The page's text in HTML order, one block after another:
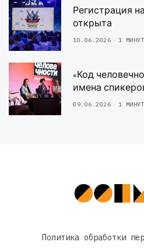
Регистрация
открыта
10.06.2026 1
«Код
имена
09.06.2026 1
Политика обработки